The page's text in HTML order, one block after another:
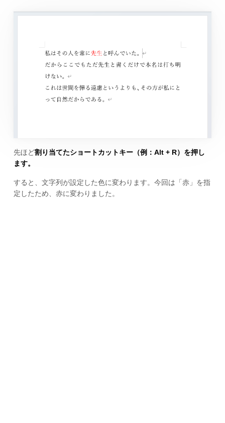
先ほど割り当てたショートカットキー（例：Alt + R）を押し
ます。
すると、文字列が設定した色に変わります。今回は「赤」を指
定したため、赤に変わりました。